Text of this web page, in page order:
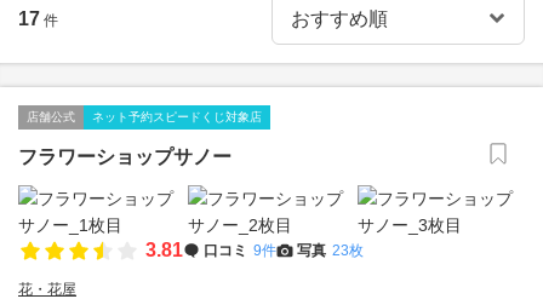
17 件
店舗公式 ネット予約スピードくじ対象店
フラワーショップサノー
3.81 口コミ 9件 写真 23枚
花・花屋